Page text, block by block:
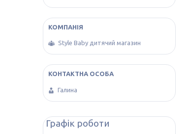
Style Baby дитячий магазин
Галина
Графік роботи